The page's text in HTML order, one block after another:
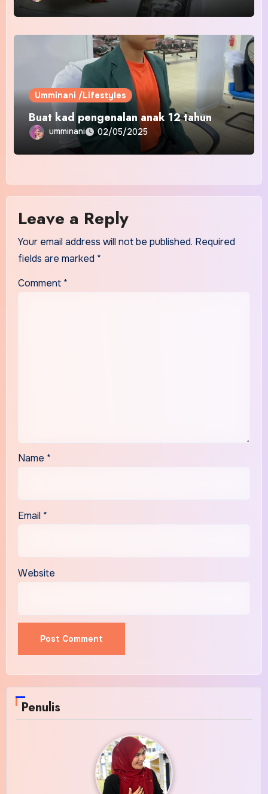
Umminani /Lifestyles
Buat kad pengenalan anak 12 tahun
umminani 02/05/2025
Leave a Reply
Your email address will not be published. Required
fields are marked *
Comment *
Name *
Email *
Website
Penulis